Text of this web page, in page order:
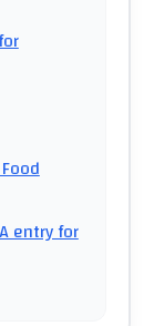
entry for